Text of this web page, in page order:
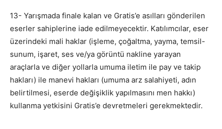
13- Yarışmada finale kalan ve Gratis’e asılları gönderilen
eserler sahiplerine iade edilmeyecektir. Katılımcılar, eser
üzerindeki mali haklar (işleme, çoğaltma, yayma, temsil-
sunum, işaret, ses ve/ya görüntü nakline yarayan
araçlarla ve diğer yollarla umuma iletim ile pay ve takip
hakları) ile manevi hakları (umuma arz salahiyeti, adın
belirtilmesi, eserde değişiklik yapılmasını men hakkı)
kullanma yetkisini Gratis’e devretmeleri gerekmektedir.